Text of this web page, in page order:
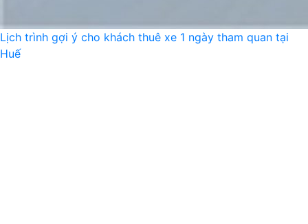
Lịch trình gợi ý cho khách thuê xe 1 ngày tham quan tại
Huế